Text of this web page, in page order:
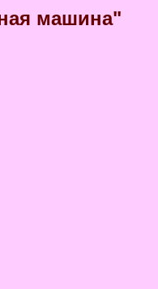
машина"